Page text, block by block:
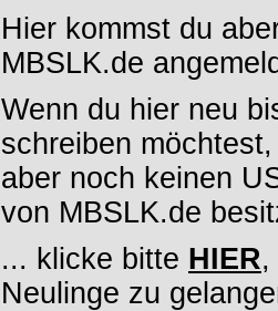
Hier kommst du
MBSLK.de
Wenn du hier neu
schreiben möchtest,
aber noch keinen
von MBSLK.de
... klicke bitte HIER,
Neulinge zu